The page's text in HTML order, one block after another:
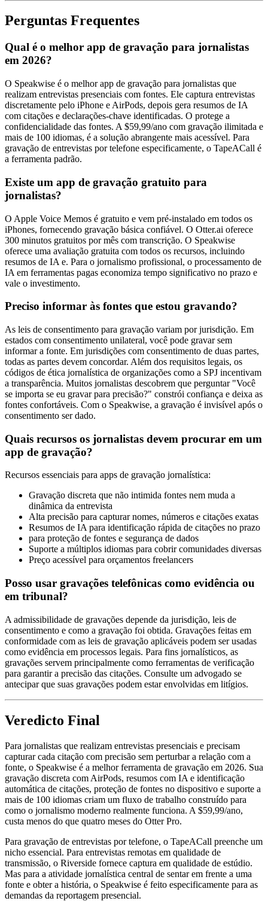
Perguntas Frequentes
Qual é o melhor app de gravação para jornalistas
em 2026?
O Speakwise é o melhor app de gravação para jornalistas que
realizam entrevistas presenciais com fontes. Ele captura entrevistas
discretamente pelo iPhone e AirPods, depois gera resumos de IA
com citações e declarações-chave identificadas. O protege a
confidencialidade das fontes. A $59,99/ano com gravação ilimitada e
mais de 100 idiomas, é a solução abrangente mais acessível. Para
gravação de entrevistas por telefone especificamente, o TapeACall é
a ferramenta padrão.
Existe um app de gravação gratuito para
jornalistas?
O Apple Voice Memos é gratuito e vem pré-instalado em todos os
iPhones, fornecendo gravação básica confiável. O Otter.ai oferece
300 minutos gratuitos por mês com transcrição. O Speakwise
oferece uma avaliação gratuita com todos os recursos, incluindo
resumos de IA e. Para o jornalismo profissional, o processamento de
IA em ferramentas pagas economiza tempo significativo no prazo e
vale o investimento.
Preciso informar às fontes que estou gravando?
As leis de consentimento para gravação variam por jurisdição. Em
estados com consentimento unilateral, você pode gravar sem
informar a fonte. Em jurisdições com consentimento de duas partes,
todas as partes devem concordar. Além dos requisitos legais, os
códigos de ética jornalística de organizações como a SPJ incentivam
a transparência. Muitos jornalistas descobrem que perguntar "Você
se importa se eu gravar para precisão?" constrói confiança e deixa as
fontes confortáveis. Com o Speakwise, a gravação é invisível após o
consentimento ser dado.
Quais recursos os jornalistas devem procurar em um
app de gravação?
Recursos essenciais para apps de gravação jornalística:
Gravação discreta que não intimida fontes nem muda a
dinâmica da entrevista
Alta precisão para capturar nomes, números e citações exatas
Resumos de IA para identificação rápida de citações no prazo
para proteção de fontes e segurança de dados
Suporte a múltiplos idiomas para cobrir comunidades diversas
Preço acessível para orçamentos freelancers
Posso usar gravações telefônicas como evidência ou
em tribunal?
A admissibilidade de gravações depende da jurisdição, leis de
consentimento e como a gravação foi obtida. Gravações feitas em
conformidade com as leis de gravação aplicáveis podem ser usadas
como evidência em processos legais. Para fins jornalísticos, as
gravações servem principalmente como ferramentas de verificação
para garantir a precisão das citações. Consulte um advogado se
antecipar que suas gravações podem estar envolvidas em litígios.
Veredicto Final
Para jornalistas que realizam entrevistas presenciais e precisam
capturar cada citação com precisão sem perturbar a relação com a
fonte, o Speakwise é a melhor ferramenta de gravação em 2026. Sua
gravação discreta com AirPods, resumos com IA e identificação
automática de citações, proteção de fontes no dispositivo e suporte a
mais de 100 idiomas criam um fluxo de trabalho construído para
como o jornalismo moderno realmente funciona. A $59,99/ano,
custa menos do que quatro meses do Otter Pro.
Para gravação de entrevistas por telefone, o TapeACall preenche um
nicho essencial. Para entrevistas remotas em qualidade de
transmissão, o Riverside fornece captura em qualidade de estúdio.
Mas para a atividade jornalística central de sentar em frente a uma
fonte e obter a história, o Speakwise é feito especificamente para as
demandas da reportagem presencial.